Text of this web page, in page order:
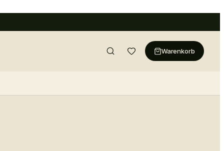
Warenkorb